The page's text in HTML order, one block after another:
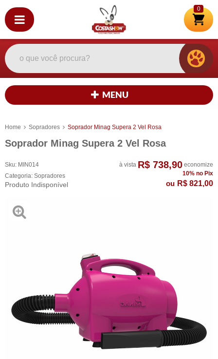
0
MENU
Home Sopradores Soprador Minag Supera 2 Vel Rosa
Soprador Minag Supera 2 Vel Rosa
Sku: MIN014
Categoria: Sopradores
Produto Indisponível R$ 821,00
à vista R$ 738,90 economize
10% no Pix